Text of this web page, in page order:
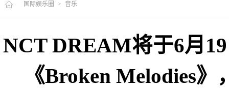
国际娱乐圈 > 音乐
NCT DREAM将于6月
《Broken Melodies